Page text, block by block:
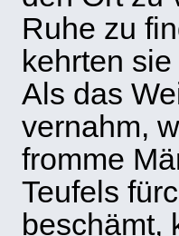
Ruhe zu
kehrten
Als das
vernahm,
fromme
Teufels
beschämt,